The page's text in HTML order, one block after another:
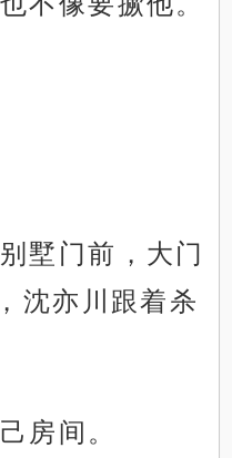
墅门前，大门
沈亦川跟着杀
房间。